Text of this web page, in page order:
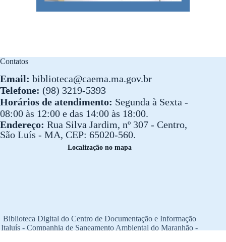
Contatos
Email: biblioteca@caema.ma.gov.br
Telefone: (98) 3219-5393
Horários de atendimento: Segunda à Sexta -
08:00 às 12:00 e das 14:00 às 18:00.
Endereço: Rua Silva Jardim, nº 307 - Centro,
São Luís - MA, CEP: 65020-560.
Localização no mapa
Biblioteca Digital do Centro de Documentação e Informação
Italuís - Companhia de Saneamento Ambiental do Maranhão -